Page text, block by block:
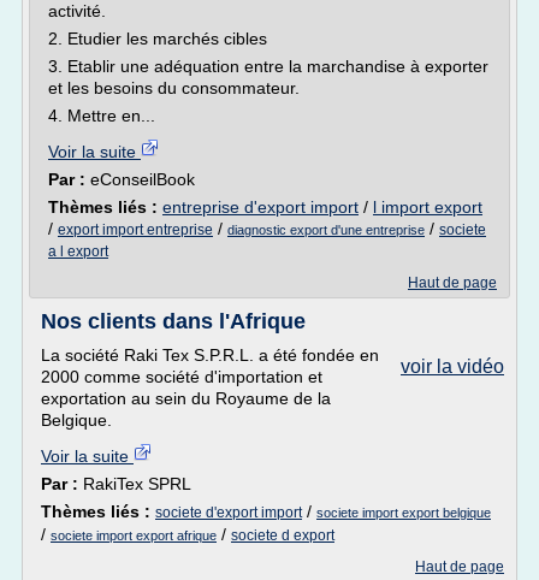
activité.
2. Etudier les marchés cibles
3. Etablir une adéquation entre la marchandise à exporter
et les besoins du consommateur.
4. Mettre en...
Voir la suite
Par : eConseilBook
Thèmes liés : entreprise d'export import / l import export
/ export import entreprise / diagnostic export d'une entreprise / societe
a l export
Haut de page
Nos clients dans l'Afrique
voir la vidéo
La société Raki Tex S.P.R.L. a été fondée en
2000 comme société d'importation et
exportation au sein du Royaume de la
Belgique.
Voir la suite
Par : RakiTex SPRL
Thèmes liés : societe d'export import/ societe import export belgique
/ societe import export afrique / societe d export
Haut de page